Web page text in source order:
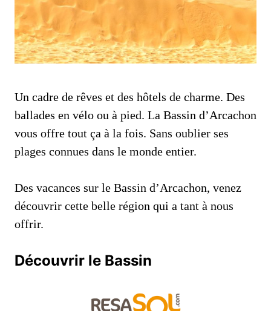
Un cadre de rêves et des hôtels de charme. Des
ballades en vélo ou à pied. La Bassin d’Arcachon
vous offre tout ça à la fois. Sans oublier ses
plages connues dans le monde entier.
Des vacances sur le Bassin d’Arcachon, venez
découvrir cette belle région qui a tant à nous
offrir.
Découvrir le Bassin